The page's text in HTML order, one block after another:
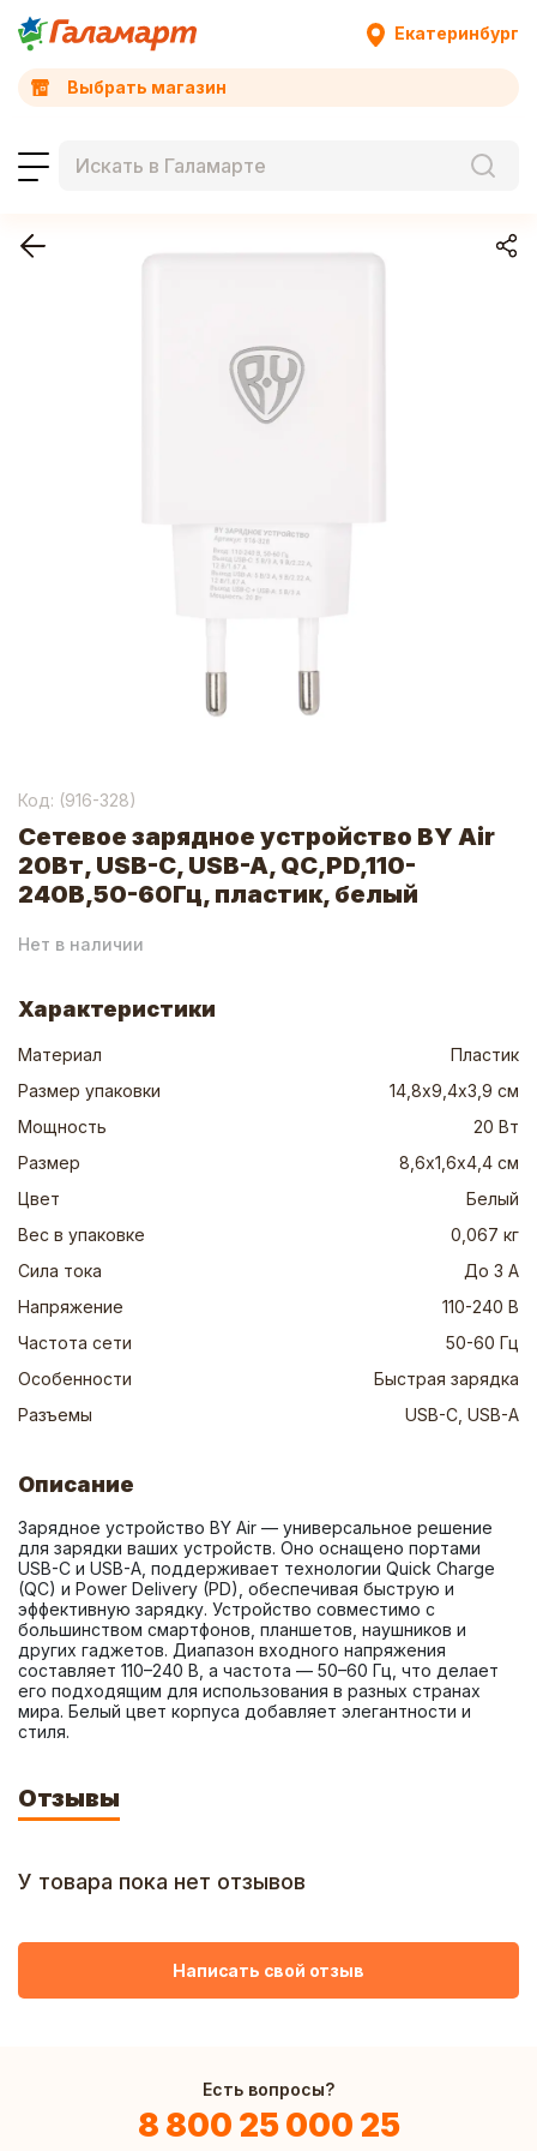
Екатеринбург
Выбрать магазин
Код: (916-328)
Сетевое зарядное устройство BY Air
20Вт, USB-C, USB-A, QC,PD,110-
240В,50-60Гц, пластик, белый
Нет в наличии
Характеристики
Материал
Пластик
Размер упаковки
14,8х9,4х3,9 см
Мощность
20 Вт
Размер
8,6х1,6х4,4 см
Цвет
Белый
Вес в упаковке
0,067 кг
Сила тока
До 3 А
Напряжение
110-240 В
Частота сети
50-60 Гц
Особенности
Быстрая зарядка
Разъемы
USB-C, USB-A
Описание
Зарядное устройство BY Air — универсальное решение
для зарядки ваших устройств. Оно оснащено портами
USB-C и USB-A, поддерживает технологии Quick Charge
(QC) и Power Delivery (PD), обеспечивая быструю и
эффективную зарядку. Устройство совместимо с
большинством смартфонов, планшетов, наушников и
других гаджетов. Диапазон входного напряжения
составляет 110–240 В, а частота — 50–60 Гц, что делает
его подходящим для использования в разных странах
мира. Белый цвет корпуса добавляет элегантности и
стиля.
Отзывы
У товара пока нет отзывов
Написать свой отзыв
Есть вопросы?
8 800 25 000 25